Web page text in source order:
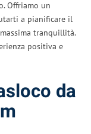
Offriamo un
a pianificare il
tranquillità.
positiva e
da